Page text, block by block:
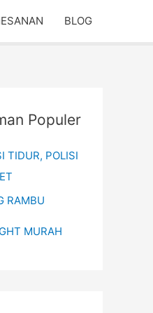
BLOG
Populer
TIDUR, POLISI
RAMBU
MURAH